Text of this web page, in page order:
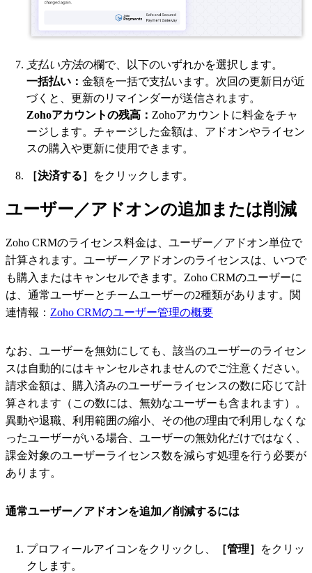
支払い方法の欄で、以下のいずれかを選択します。
一括払い： 金額を一括で支払います。次回の更新日が近
づくと、更新のリマインダーが送信されます。
Zohoアカウントの残高： Zohoアカウントに料金をチャ
ージします。チャージした金額は、アドオンやライセン
スの購入や更新に使用できます。
［決済する］ をクリックします。
ユーザー／アドオンの追加または削減
Zoho CRMのライセンス料金は、ユーザー／アドオン単位で
計算されます。ユーザー／アドオンのライセンスは、いつで
も購入またはキャンセルできます。Zoho CRMのユーザーに
は、通常ユーザーとチームユーザーの2種類があります。関
連情報： Zoho CRMのユーザー管理の概要
なお、ユーザーを無効にしても、該当のユーザーのライセン
スは自動的にはキャンセルされませんのでご注意ください。
請求金額は、購入済みのユーザーライセンスの数に応じて計
算されます（この数には、無効なユーザーも含まれます）。
異動や退職、利用範囲の縮小、その他の理由で利用しなくな
ったユーザーがいる場合、ユーザーの無効化だけではなく、
課金対象のユーザーライセンス数を減らす処理を行う必要が
あります。
通常ユーザー／アドオンを追加／削減するには
プロフィールアイコンをクリックし、 ［管理］
をクリッ
クします。